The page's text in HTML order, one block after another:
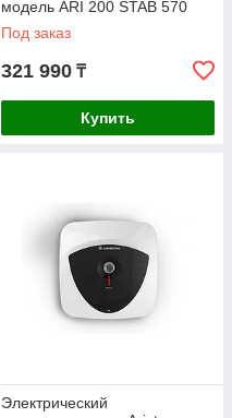
модель ARI 200 STAB 570
Под заказ
321 990 ₸
Купить
Электрический